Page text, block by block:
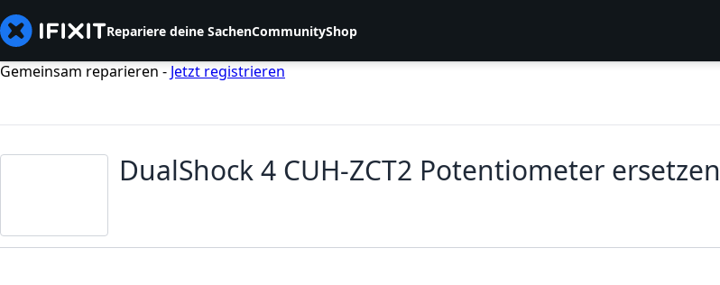
Repariere deine SachenCommunityShop
Gemeinsam reparieren - Jetzt registrieren
DualShock 4 CUH-ZCT2 Potentiometer ersetzen